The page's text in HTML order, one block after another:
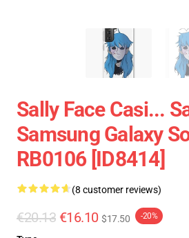
Sally Face Casi...
Samsung Galaxy
RB0106 [ID8414]
(8 customer reviews)
€20.13 €16.10 $17.50 -20%